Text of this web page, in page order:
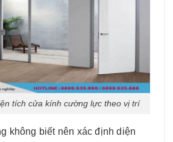
tích cửa kính cường lực theo vị trí
không biết nên xác định diện